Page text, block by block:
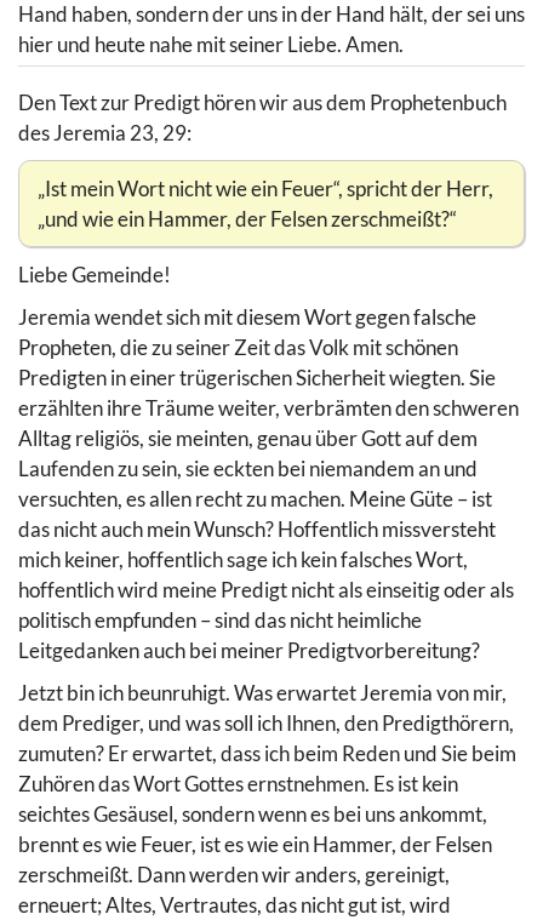
Hand haben, sondern der uns in der Hand hält, der sei uns
hier und heute nahe mit seiner Liebe. Amen.
Den Text zur Predigt hören wir aus dem Prophetenbuch
des Jeremia 23, 29:
„Ist mein Wort nicht wie ein Feuer“, spricht der Herr,
„und wie ein Hammer, der Felsen zerschmeißt?“
Liebe Gemeinde!
Jeremia wendet sich mit diesem Wort gegen falsche
Propheten, die zu seiner Zeit das Volk mit schönen
Predigten in einer trügerischen Sicherheit wiegten. Sie
erzählten ihre Träume weiter, verbrämten den schweren
Alltag religiös, sie meinten, genau über Gott auf dem
Laufenden zu sein, sie eckten bei niemandem an und
versuchten, es allen recht zu machen. Meine Güte – ist
das nicht auch mein Wunsch? Hoffentlich missversteht
mich keiner, hoffentlich sage ich kein falsches Wort,
hoffentlich wird meine Predigt nicht als einseitig oder als
politisch empfunden – sind das nicht heimliche
Leitgedanken auch bei meiner Predigtvorbereitung?
Jetzt bin ich beunruhigt. Was erwartet Jeremia von mir,
dem Prediger, und was soll ich Ihnen, den Predigthörern,
zumuten? Er erwartet, dass ich beim Reden und Sie beim
Zuhören das Wort Gottes ernstnehmen. Es ist kein
seichtes Gesäusel, sondern wenn es bei uns ankommt,
brennt es wie Feuer, ist es wie ein Hammer, der Felsen
zerschmeißt. Dann werden wir anders, gereinigt,
erneuert; Altes, Vertrautes, das nicht gut ist, wird